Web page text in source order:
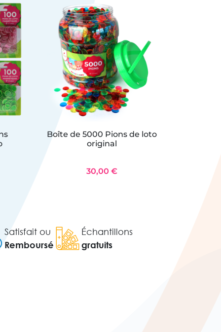
Boîte de 5000 Pions de loto
original
30,00 €
Satisfait ou
Remboursé
Échantillons
gratuits